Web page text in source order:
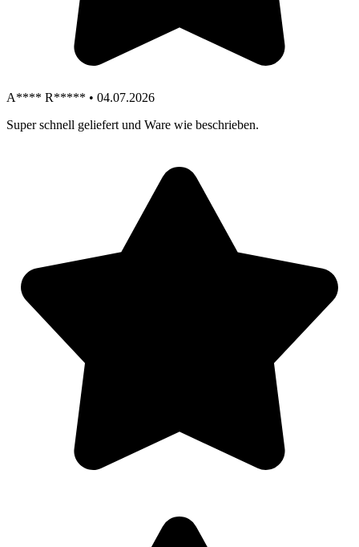
A**** R***** • 04.07.2026
Super schnell geliefert und Ware wie beschrieben.